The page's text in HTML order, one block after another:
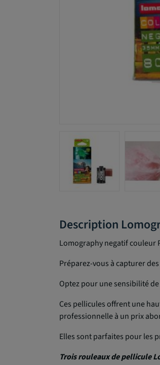
Description
Lomography negatif couleur
Préparez-vous à capturer
Optez pour une sensibilité
Ces pellicules offrent une
professionnelle à un prix
Elles sont parfaites pour les
Trois rouleaux de pellicule